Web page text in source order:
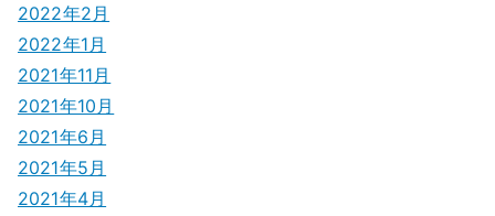
2022年2月
2022年1月
2021年11月
2021年10月
2021年6月
2021年5月
2021年4月